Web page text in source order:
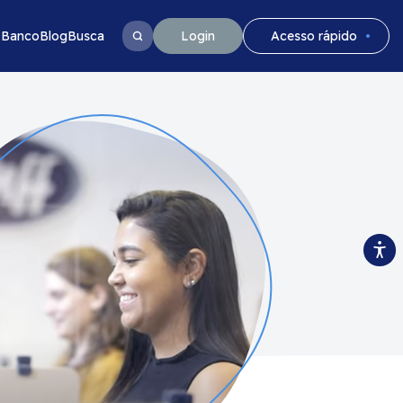
BlogBusca Login Acesso rápido